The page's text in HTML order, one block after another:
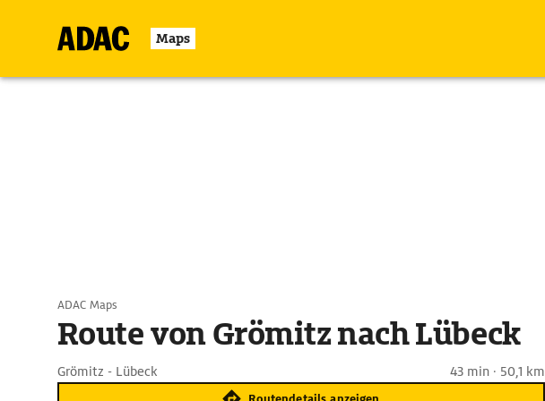
Maps
ADAC Maps
Route von Grömitz nach Lübeck
Grömitz - Lübeck 43 min · 50,1 km